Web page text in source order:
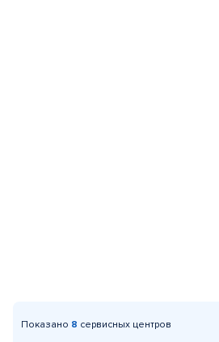
Показано 8 сервисных центров